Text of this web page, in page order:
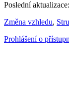
Poslední
Změna vzhledu,
Prohlášení o